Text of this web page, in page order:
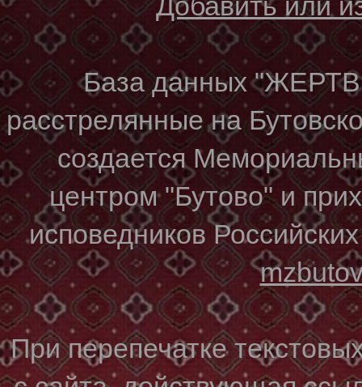
База данных
расстрелянные на
создается
центром "Бутово" и
исповедников
При перепечатке